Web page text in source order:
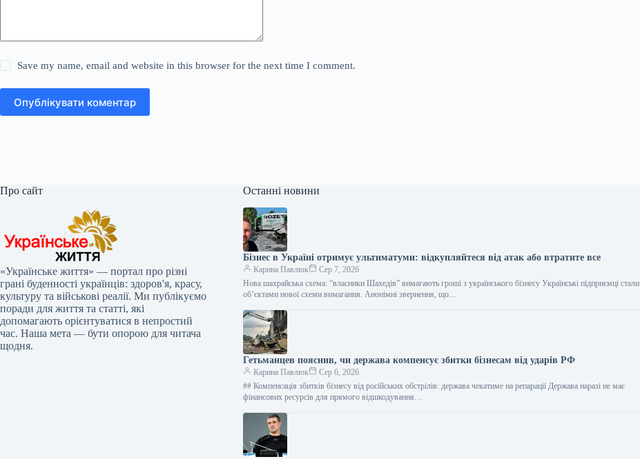
Save my name, email and website in this browser for the next time I comment.
Опублікувати коментар
Про сайт
«Українське життя» — портал про різні
грані буденності українців: здоров'я, красу,
культуру та військові реалії. Ми публікуємо
поради для життя та статті, які
допомагають орієнтуватися в непростий
час. Наша мета — бути опорою для читача
щодня.
Останні новини
Бізнес в Україні отримує ультиматуми: відкупляйтеся від атак або втратите все
Карина Павлюк
Сер 7, 2026
Нова шахрайська схема: “власники Шахедів” вимагають гроші з українського бізнесу Українські підприємці стали
об’єктами нової схеми вимагання. Анонімні звернення, що…
Гетьманцев пояснив, чи держава компенсує збитки бізнесам від ударів РФ
Карина Павлюк
Сер 6, 2026
## Компенсація збитків бізнесу від російських обстрілів: держава чекатиме на репарації Держава наразі не має
фінансових ресурсів для прямого відшкодування…